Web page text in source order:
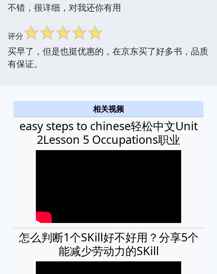
不错，很详细，对我还你有用
评分☆☆☆☆☆
买早了，但是也挺优惠的，在京东买了好多书，品质
有保证。
相关视频
easy steps to chinese轻松中文Unit
2Lesson 5 Occupations职业
怎么判断1个SKill好不好用？分享5个
能减少劳动力的SKill